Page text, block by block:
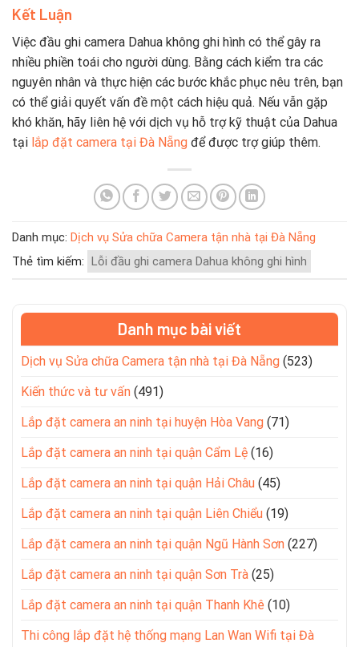
Kết Luận
Việc đầu ghi camera Dahua không ghi hình có thể gây ra
nhiều phiền toái cho người dùng. Bằng cách kiểm tra các
nguyên nhân và thực hiện các bước khắc phục nêu trên, bạn
có thể giải quyết vấn đề một cách hiệu quả. Nếu vẫn gặp
khó khăn, hãy liên hệ với dịch vụ hỗ trợ kỹ thuật của Dahua
tại lắp đặt camera tại Đà Nẵng để được trợ giúp thêm.
Danh mục: Dịch vụ Sửa chữa Camera tận nhà tại Đà Nẵng
Thẻ tìm kiếm: Lỗi đầu ghi camera Dahua không ghi hình
Danh mục bài viết
Dịch vụ Sửa chữa Camera tận nhà tại Đà Nẵng (523)
Kiến thức và tư vấn (491)
Lắp đặt camera an ninh tại huyện Hòa Vang (71)
Lắp đặt camera an ninh tại quận Cẩm Lệ (16)
Lắp đặt camera an ninh tại quận Hải Châu (45)
Lắp đặt camera an ninh tại quận Liên Chiểu (19)
Lắp đặt camera an ninh tại quận Ngũ Hành Sơn (227)
Lắp đặt camera an ninh tại quận Sơn Trà (25)
Lắp đặt camera an ninh tại quận Thanh Khê (10)
Thi công lắp đặt hệ thống mạng Lan Wan Wifi tại Đà